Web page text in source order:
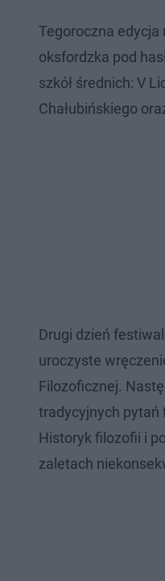
Tegoroczna edycja
oksfordzka pod
szkół średnich: V
Chałubińskiego
Drugi dzień
uroczyste
Filozoficznej.
tradycyjnych pytań
Historyk filozofii i
zaletach